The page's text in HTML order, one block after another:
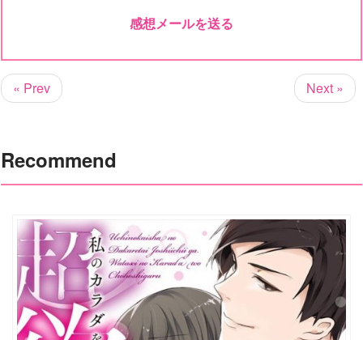
感想メールを送る
« Prev Next »
Recommend